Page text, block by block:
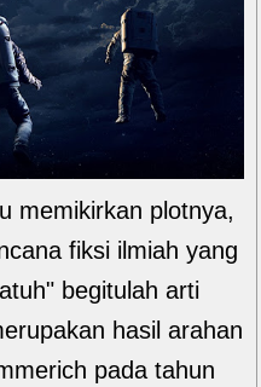
memikirkan plotnya,
fiksi ilmiah yang
begitulah arti
hasil arahan
pada tahun